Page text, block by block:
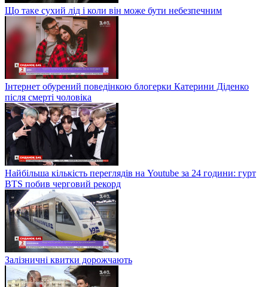
Що таке сухий лід і коли він може бути небезпечним
Інтернет обурений поведінкою блогерки Катерини Діденко
після смерті чоловіка
Найбільша кількість переглядів на Youtube за 24 години: гурт
BTS побив черговий рекорд
Залізничні квитки дорожчають